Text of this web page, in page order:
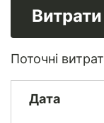
Витрати
Поточні
Дата